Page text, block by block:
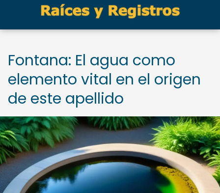
Fontana: El agua como
elemento vital en el origen
de este apellido